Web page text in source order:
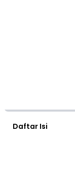
Daftar Isi